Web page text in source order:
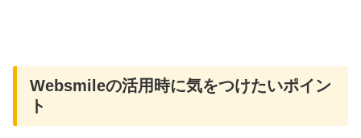
Websmileの活用時に気をつけたいポイン
ト